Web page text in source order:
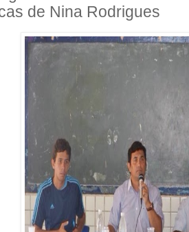
de Nina Rodrigues